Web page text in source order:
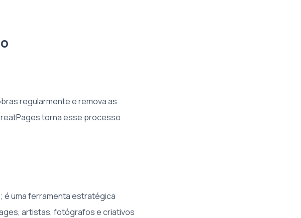
regularmente e remova as
torna esse processo
é uma ferramenta estratégica
artistas, fotógrafos e criativos